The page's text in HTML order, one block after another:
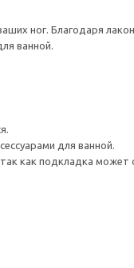
ног. Благодаря
ванной.
для ванной.
как подкладка может